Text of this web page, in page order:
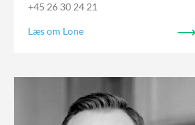
+45 26 30 24 21
Læs om Lone